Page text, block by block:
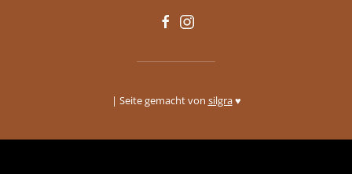
| Seite gemacht von silgra♥